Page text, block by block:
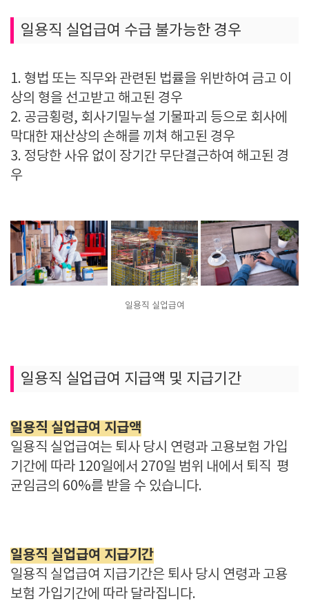
일용직 실업급여 수급 불가능한 경우
1. 형법 또는 직무와 관련된 법률을 위반하여 금고 이
상의 형을 선고받고 해고된 경우
2. 공금횡령, 회사기밀누설 기물파괴 등으로 회사에
막대한 재산상의 손해를 끼쳐 해고된 경우
3. 정당한 사유 없이 장기간 무단결근하여 해고된 경
우
일용직 실업급여
일용직 실업급여 지급액 및 지급기간
일용직 실업급여 지급액
일용직 실업급여는 퇴사 당시 연령과 고용보험 가입
기간에 따라 120일에서 270일 범위 내에서 퇴직 평
균임금의 60%를 받을 수 있습니다.
일용직 실업급여 지급기간
일용직 실업급여 지급기간은 퇴사 당시 연령과 고용
보험 가입기간에 따라 달라집니다.